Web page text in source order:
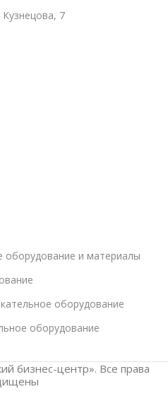
Кузнецова, 7
оборудование и материалы
оборудование
оборудование
бизнес-центр». Все права